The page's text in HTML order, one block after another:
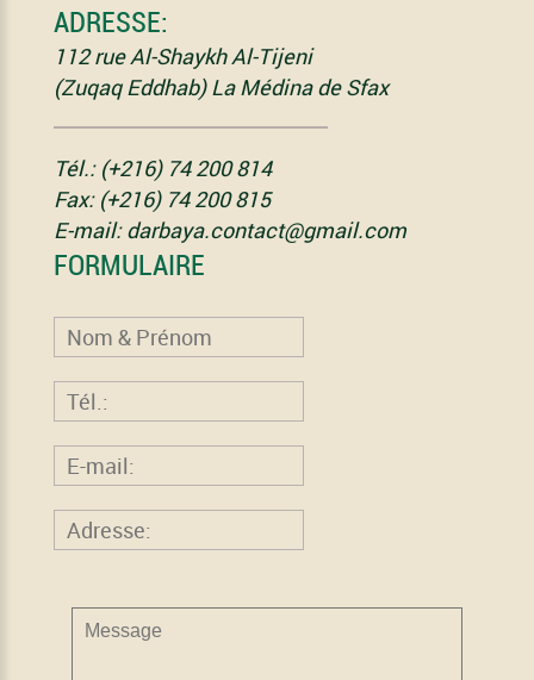
ADRESSE:
112 rue Al-Shaykh Al-Tijeni
(Zuqaq Eddhab) La Médina de Sfax
Tél.: (+216) 74 200 814
Fax: (+216) 74 200 815
E-mail: darbaya.contact@gmail.com
FORMULAIRE